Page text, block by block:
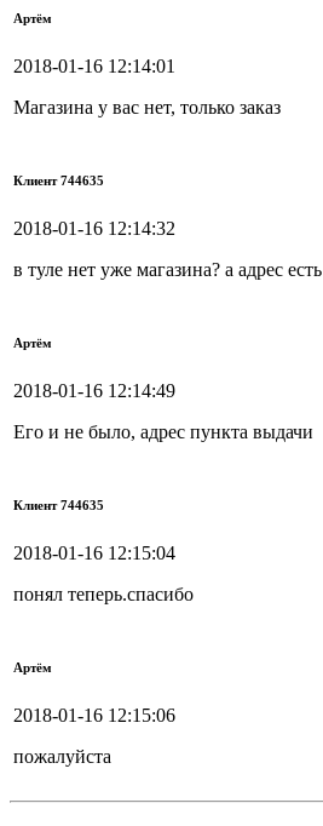
Артём
2018-01-16 12:14:01
Магазина у вас нет, только заказ
Клиент 744635
2018-01-16 12:14:32
в туле нет уже магазина? а адрес есть
Артём
2018-01-16 12:14:49
Его и не было, адрес пункта выдачи
Клиент 744635
2018-01-16 12:15:04
понял теперь.спасибо
Артём
2018-01-16 12:15:06
пожалуйста